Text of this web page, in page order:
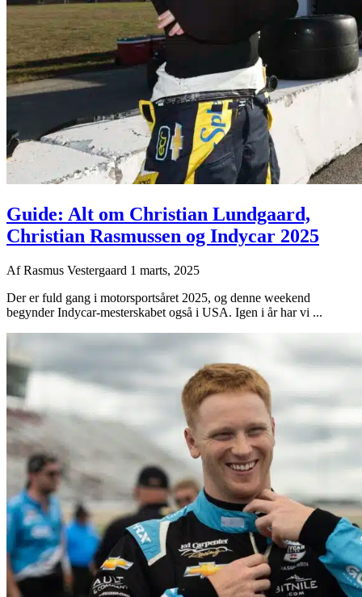
Guide: Alt om Christian Lundgaard,
Christian Rasmussen og Indycar 2025
AfRasmus Vestergaard 1 marts, 2025
Der er fuld gang i motorsportsåret 2025, og denne weekend
begynder Indycar-mesterskabet også i USA. Igen i år har vi ...